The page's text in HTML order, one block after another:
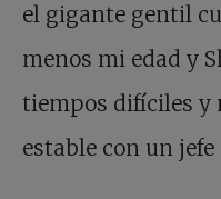
el gigante gentil
menos mi edad y
tiempos difíciles y
estable con un